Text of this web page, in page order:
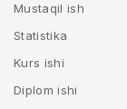
Mustaqil ish
Statistika
Kurs ishi
Diplom ishi